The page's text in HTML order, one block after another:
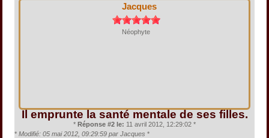
Jacques
Néophyte
Il emprunte la santé mentale de ses filles.
* Réponse #2 le: 11 avril 2012, 12:29:02 *
* Modifié: 05 mai 2012, 09:29:59 par Jacques *